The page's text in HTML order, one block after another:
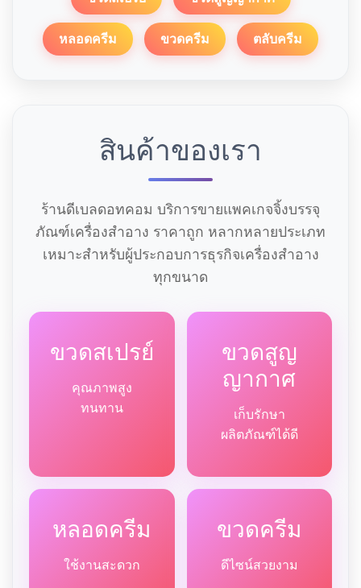
หลอดครีม ขวดครีม ตลับครีม
สินค้าของเรา
ร้านดีเบลดอทคอม บริการขายแพคเกจจิ้งบรรจุ
ภัณฑ์เครื่องสำอาง ราคาถูก หลากหลายประเภท
เหมาะสำหรับผู้ประกอบการธุรกิจเครื่องสำอาง
ทุกขนาด
ขวดสเปรย์
คุณภาพสูง
ทนทาน
ขวดสูญ
ญากาศ
เก็บรักษา
ผลิตภัณฑ์ได้ดี
หลอดครีม
ใช้งานสะดวก
ขวดครีม
ดีไซน์สวยงาม